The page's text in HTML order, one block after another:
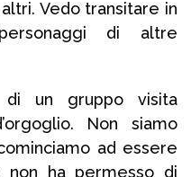
Vedo transitare in
di altre
di un gruppo visita
Non siamo
ad essere
non ha permesso di